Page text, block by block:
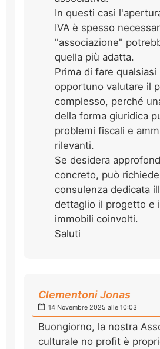
In questi casi
IVA è spesso
"associazione"
quella più adatta.
Prima di fare
opportuno valutare il
complesso, perché
della forma giuridica
problemi fiscali e
rilevanti.
Se desidera
concreto, può
consulenza dedicata
dettaglio il progetto e
immobili coinvolti.
Saluti
Clementoni Jonas
14 Novembre 2025 alle 10:03
Buongiorno, la nostra
culturale no profit è